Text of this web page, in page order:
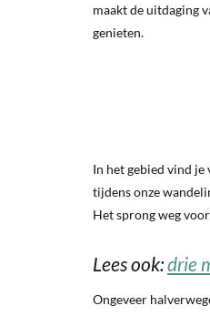
maakt de uitdaging
genieten.
In het gebied vind je
tijdens onze
Het sprong weg
Lees ook:drie
Ongeveer